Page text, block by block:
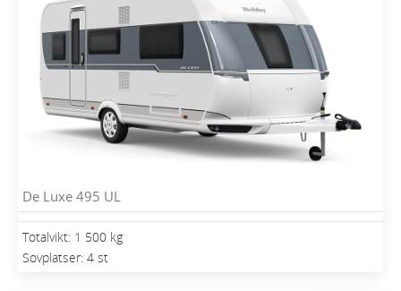
De Luxe 495 UL
Totalvikt: 1 500 kg
Sovplatser: 4 st